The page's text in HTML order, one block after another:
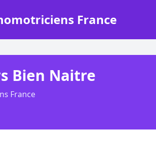
France
Bien Naitre
France